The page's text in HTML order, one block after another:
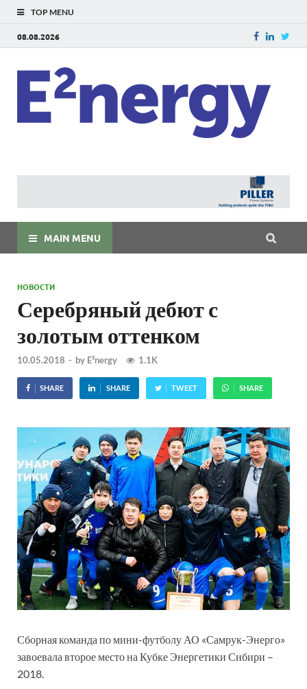
TOP MENU
08.08.2026
MAIN MENU
НОВОСТИ
Серебряный дебют с
золотым оттенком
10.05.2018 - by E²nergy 1.1K
SHARE SHARE TWEET SHARE
Сборная команда по мини-футболу АО «Самрук-Энерго»
завоевала второе место на Кубке Энергетики Сибири –
2018.